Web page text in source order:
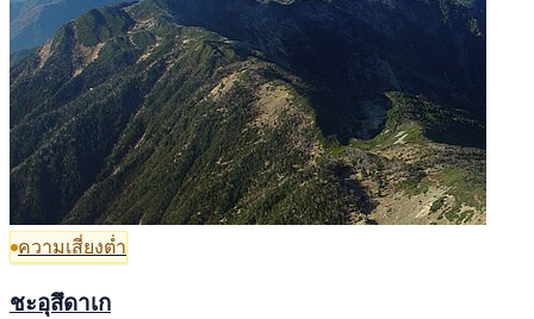
ความเสี่ยงต่ำ
ชะอุสึดาเก